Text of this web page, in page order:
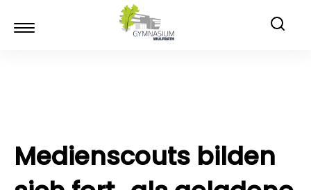
Medienscouts bilden